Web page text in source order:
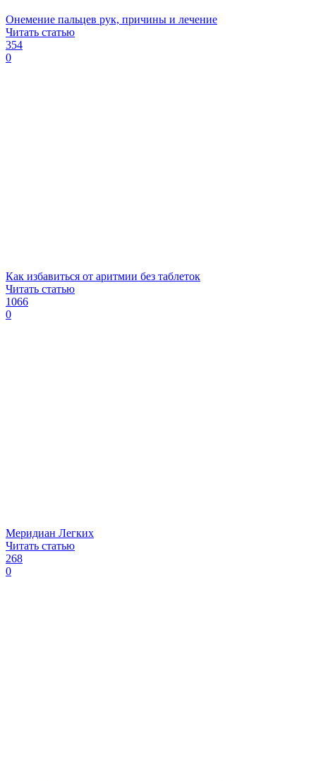
Онемение пальцев рук, причины и лечение
Читать статью
354
0
Как избавиться от аритмии без таблеток
Читать статью
1066
0
Меридиан Легких
Читать статью
268
0